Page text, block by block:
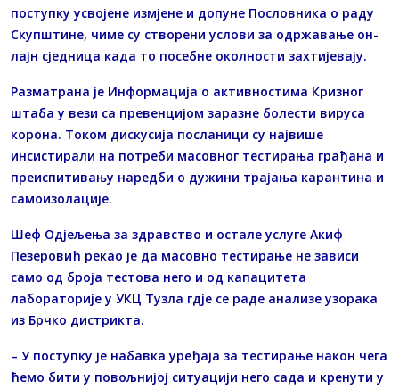
поступку усвојене измјене и допуне Пословника о раду
Скупштине, чиме су створени услови за одржавање он-
лајн сједница када то посебне околности захтијевају.
Разматрана је Информација о активностима Кризног
штаба у вези са превенцијом заразне болести вируса
корона. Током дискусија посланици су највише
инсистирали на потреби масовног тестирања грађана и
преиспитивању наредби о дужини трајања карантина и
самоизолације.
Шеф Одјељења за здравство и остале услуге Акиф
Пезеровић рекао је да масовно тестирање не зависи
само од броја тестова него и од капацитета
лабораторије у УКЦ Тузла гдје се раде анализе узорака
из Брчко дистрикта.
– У поступку је набавка уређаја за тестирање након чега
ћемо бити у повољнијој ситуацији него сада и кренути у